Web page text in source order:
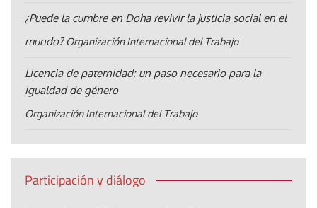
¿Puede la cumbre en Doha revivir la justicia social en el
mundo? Organización Internacional del Trabajo
Licencia de paternidad: un paso necesario para la
igualdad de género
Organización Internacional del Trabajo
Participación y diálogo